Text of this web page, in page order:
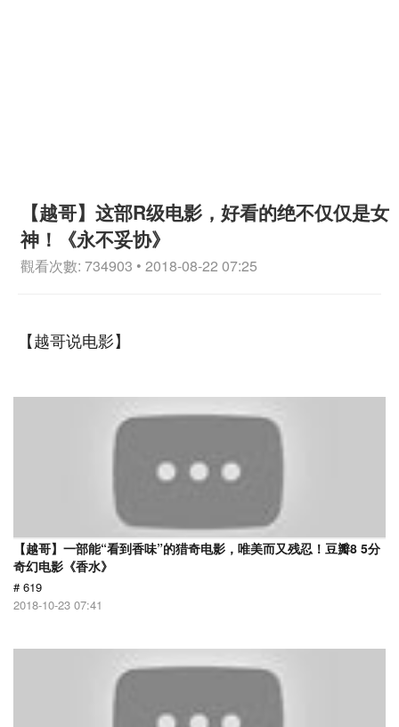
【越哥】这部R级电影，好看的绝不仅仅是女
神！《永不妥协》
觀看次數: 734903 • 2018-08-22 07:25
【越哥说电影】
【越哥】一部能“看到香味”的猎奇电影，唯美而又残忍！豆瓣8 5分
奇幻电影《香水》
# 619
2018-10-23 07:41